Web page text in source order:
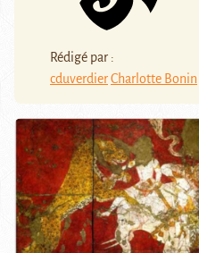
Rédigé par :
cduverdierCharlotte Bonin